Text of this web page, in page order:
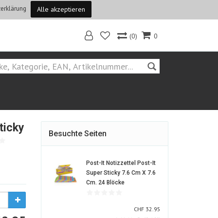
Alle akzeptieren
0
(0)
Besuchte Seiten
Post-It Notizzettel Post-It
Super Sticky 7.6 Cm X 7.6
Cm. 24 Blöcke1059046-
CHF CHF
32.95